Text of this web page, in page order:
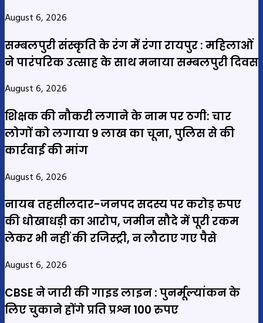
August 6, 2026
सम्बलपुरी संस्कृति के रंग में रंगा रायपुर : महिलाओं
ने पारंपरिक उत्साह के साथ मनाया सम्बलपुरी दिवस
August 6, 2026
शिक्षक की नौकरी लगाने के नाम पर ठगी: चार
लोगों को लगाया 9 लाख का चूना, पुलिस से की
कार्रवाई की मांग
August 6, 2026
नायब तहसीलदार-जनपद सदस्य पर करोड़ रुपए
की धोखाधड़ी का आरोप, जमीन सौदे में पूरी रकम
लेकर भी नहीं की रजिस्ट्री, न लौटाए गए पैसे
August 6, 2026
CBSE ने जारी की गाइड लाइन : पुनर्मूल्यांकन के
लिए चुकाने होंगे प्रति प्रश्न 100 रुपए